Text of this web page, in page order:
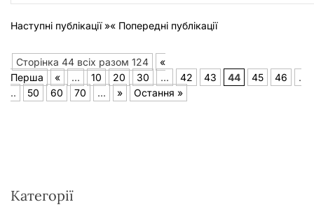
Наступні публікації »« Попередні публікації
Сторінка 44 всіх разом 124
«
Перша
« ... 10 20 30 ... 42 43 44 45 46
.
..
50 60 70 ... » Остання »
Категорії